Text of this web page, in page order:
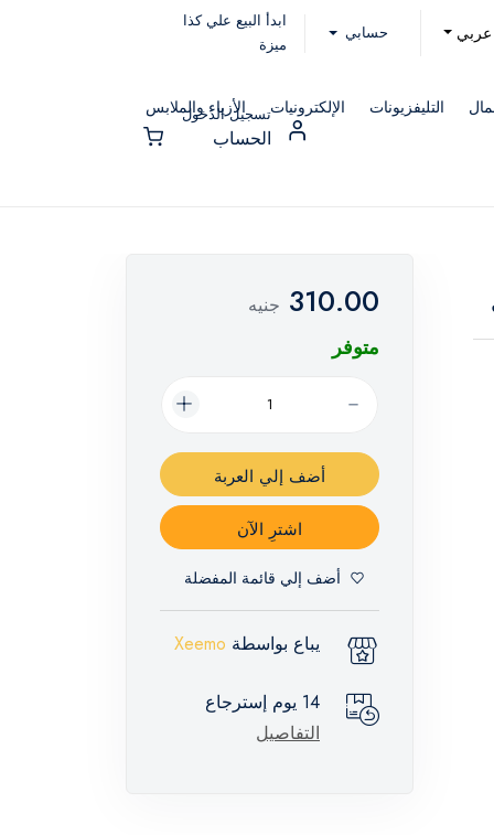
عربي حسابي
ابدأ البيع علي كذا
ميزة
التليفزيونات الإلكترونيات الأزياء والملابس
تسجيل الدخول
الحساب
310.00 جنيه
متوفر
أضف إلي العربة
اشترِ الآن
أضف إلي قائمة المفضلة
يباع بواسطة Xeemo
14 يوم إسترجاع
التفاصيل